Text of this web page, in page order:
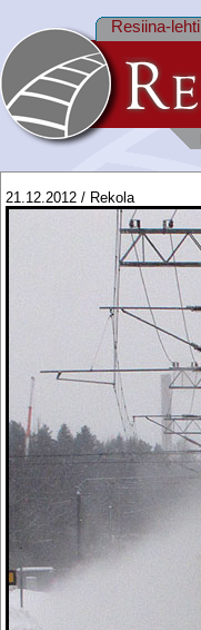
Resiina-lehti
21.12.2012 / Rekola